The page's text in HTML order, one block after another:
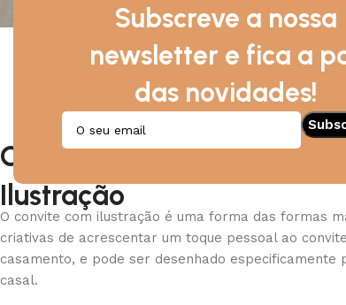
Subscreve a nossa
newsletter e fica a
das novidades!
Convites de Casamento
Ilustração
O convite com ilustração é uma forma das formas
criativas de acrescentar um toque pessoal ao
casamento, e pode ser desenhado especificamente
casal.